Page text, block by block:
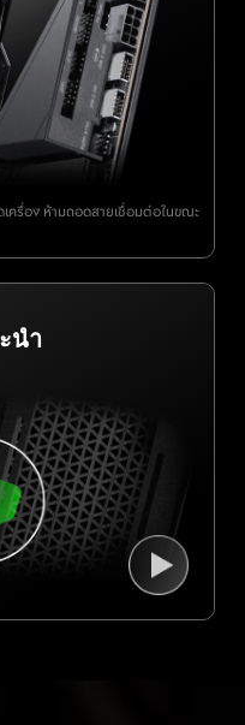
ครื่อง ห้ามถอดสายเชื่อมต่อในขณะ
นำ